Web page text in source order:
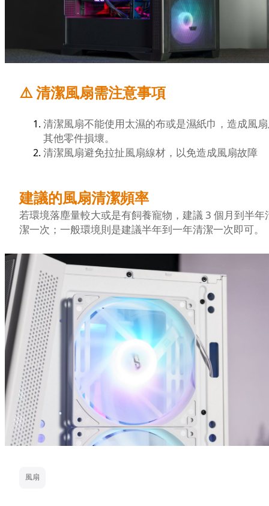
⚠️ 清潔風扇需注意事項
清潔風扇不能使用太濕的布或是濕紙巾，造成風
其他零件損壞。
清潔風扇避免拉扯風扇線材，以免造成風扇故障
建議的風扇清潔頻率
若環境落塵量較大或是有飼養寵物，建議 3 個月到半年
潔一次；一般環境則是建議半年到一年清潔一次即可。
風扇